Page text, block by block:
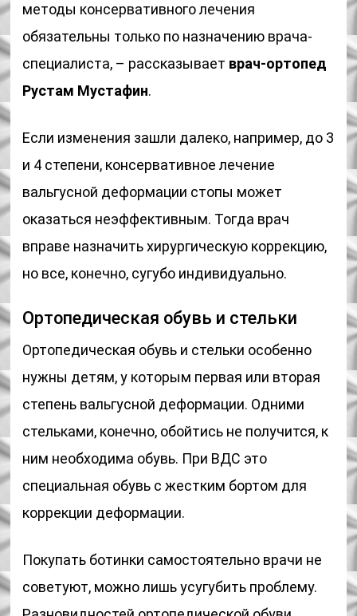
методы консервативного лечения
обязательны только по назначению врача-
специалиста, – рассказывает врач-ортопед
Рустам Мустафин.
Если изменения зашли далеко, например, до 3
и 4 степени, консервативное лечение
вальгусной деформации стопы может
оказаться неэффективным. Тогда врач
вправе назначить хирургическую коррекцию,
но все, конечно, сугубо индивидуально.
Ортопедическая обувь и стельки
Ортопедическая обувь и стельки особенно
нужны детям, у которым первая или вторая
степень вальгусной деформации. Одними
стельками, конечно, обойтись не получится, к
ним необходима обувь. При ВДС это
специальная обувь с жестким бортом для
коррекции деформации.
Покупать ботинки самостоятельно врачи не
советуют, можно лишь усугубить проблему.